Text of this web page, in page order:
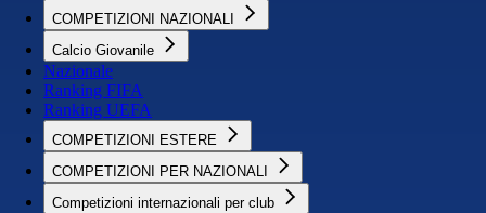
COMPETIZIONI NAZIONALI
Calcio Giovanile
Nazionale
Ranking FIFA
Ranking UEFA
COMPETIZIONI ESTERE
COMPETIZIONI PER NAZIONALI
Competizioni internazionali per club